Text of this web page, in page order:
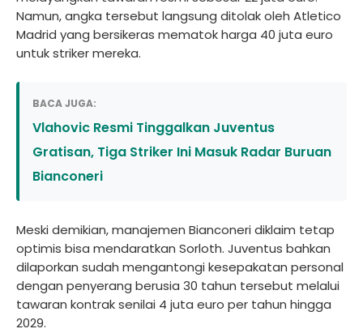
Namun, angka tersebut langsung ditolak oleh Atletico
Madrid yang bersikeras mematok harga 40 juta euro
untuk striker mereka.
BACA JUGA:
Vlahovic Resmi Tinggalkan Juventus
Gratisan, Tiga Striker Ini Masuk Radar Buruan
Bianconeri
Meski demikian, manajemen Bianconeri diklaim tetap
optimis bisa mendaratkan Sorloth. Juventus bahkan
dilaporkan sudah mengantongi kesepakatan personal
dengan penyerang berusia 30 tahun tersebut melalui
tawaran kontrak senilai 4 juta euro per tahun hingga
2029.